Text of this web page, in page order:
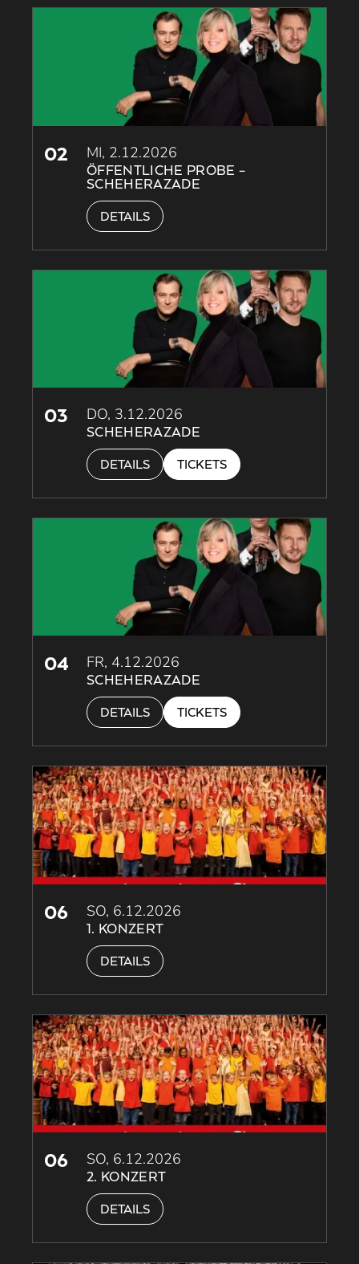
02 MI, 2.12.2026
ÖFFENTLICHE PROBE –
SCHEHERAZADE
DETAILS
03 DO, 3.12.2026
SCHEHERAZADE
DETAILS TICKETS
04 FR, 4.12.2026
SCHEHERAZADE
DETAILS TICKETS
06 SO, 6.12.2026
1. KONZERT
DETAILS
06 SO, 6.12.2026
2. KONZERT
DETAILS